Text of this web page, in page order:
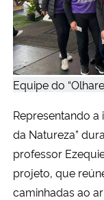
Equipe do
Representando a
da Natureza”
professor
projeto, que
caminhadas ao